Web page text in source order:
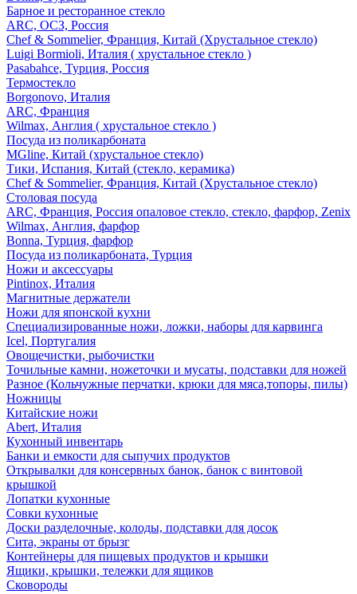
Барное и ресторанное стекло
ARC, ОСЗ, Россия
Chef & Sommelier, Франция, Китай (Хрустальное стекло)
Luigi Bormioli, Италия ( хрустальное стекло )
Pasabahce, Турция, Россия
Термостекло
Borgonovo, Италия
ARC, Франция
Wilmax, Англия ( хрустальное стекло )
Посуда из поликарбоната
MGline, Китай (хрустальное стекло)
Тики, Испания, Китай (стекло, керамика)
Chef & Sommelier, Франция, Китай (Хрустальное стекло)
Столовая посуда
ARC, Франция, Россия опаловое стекло, стекло, фарфор, Zenix
Wilmax, Англия, фарфор
Bonna, Турция, фарфор
Посуда из поликарбоната, Турция
Ножи и аксессуары
Pintinox, Италия
Магнитные держатели
Ножи для японской кухни
Специализированные ножи, ложки, наборы для карвинга
Icel, Португалия
Овощечистки, рыбочистки
Точильные камни, ножеточки и мусаты, подставки для ножей
Разное (Кольчужные перчатки, крюки для мяса,топоры, пилы)
Ножницы
Китайские ножи
Abert, Италия
Кухонный инвентарь
Банки и емкости для сыпучих продуктов
Открывалки для консервных банок, банок с винтовой
крышкой
Лопатки кухонные
Совки кухонные
Доски разделочные, колоды, подставки для досок
Сита, экраны от брызг
Контейнеры для пищевых продуктов и крышки
Ящики, крышки, тележки для ящиков
Сковороды